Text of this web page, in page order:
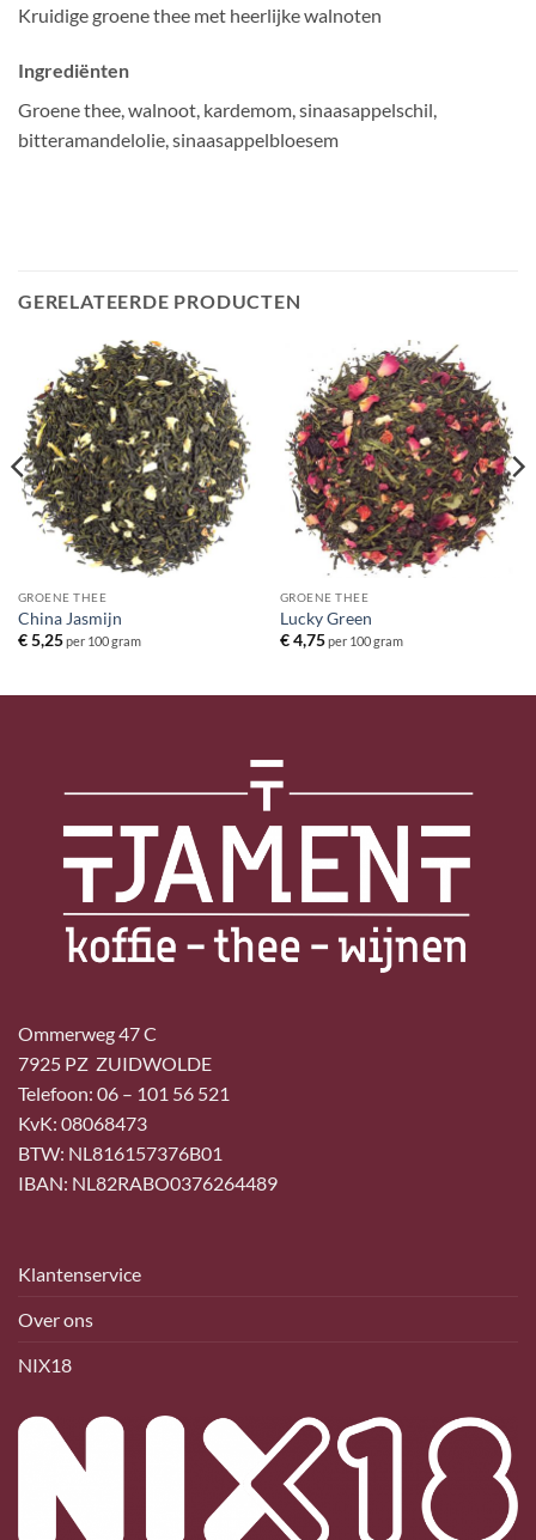
Kruidige groene thee met heerlijke walnoten
Ingrediënten
Groene thee, walnoot, kardemom, sinaasappelschil,
bitteramandelolie, sinaasappelbloesem
GERELATEERDE PRODUCTEN
GROENE THEE
China Jasmijn
€5,25per 100 gram
GROENE THEE
Lucky Green
€4,75per 100 gram
Ommerweg 47 C
7925 PZ ZUIDWOLDE
Telefoon: 06 – 101 56 521
KvK: 08068473
BTW: NL816157376B01
IBAN: NL82RABO0376264489
Klantenservice
Over ons
NIX18